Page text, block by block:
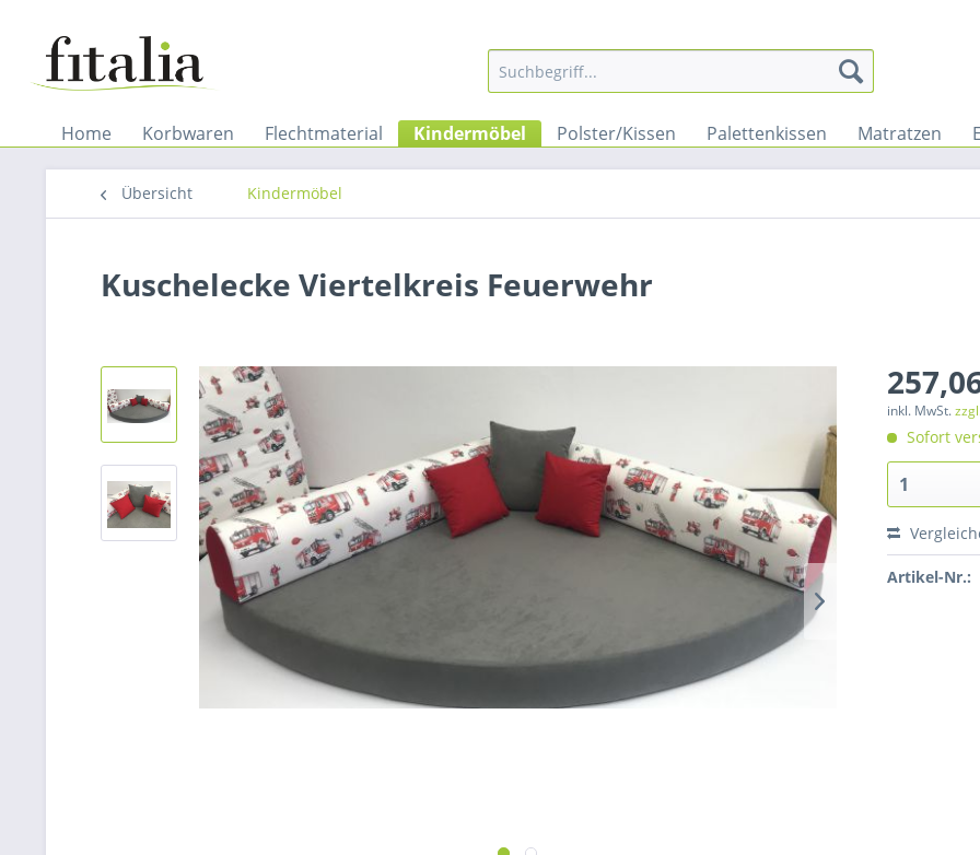
Home Korbwaren Flechtmaterial Kindermöbel Polster/Kissen Palettenkissen Matratzen
Übersicht Kindermöbel
Kuschelecke Viertelkreis Feuerwehr
inkl. MwSt.
Sofort
Artikel-Nr.: